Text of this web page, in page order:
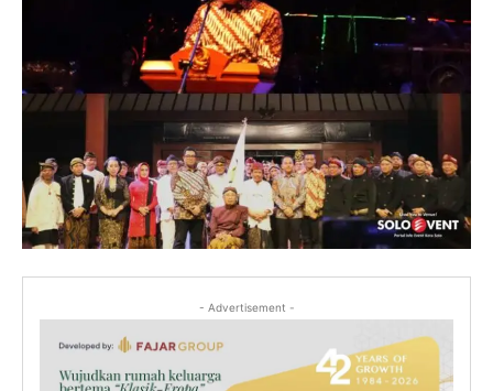
- Advertisement -